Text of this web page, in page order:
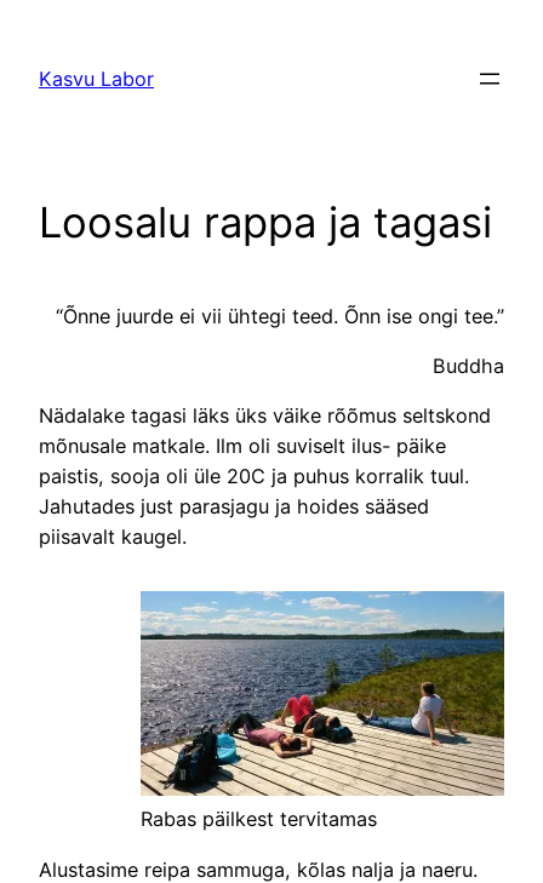
juurde
Kasvu Labor
Loosalu rappa ja tagasi
“Õnne juurde ei vii ühtegi teed. Õnn ise ongi tee.”
Buddha
Nädalake tagasi läks üks väike rõõmus seltskond
mõnusale matkale. Ilm oli suviselt ilus- päike
paistis, sooja oli üle 20C ja puhus korralik tuul.
Jahutades just parasjagu ja hoides sääsed
piisavalt kaugel.
Rabas päilkest tervitamas
Alustasime reipa sammuga, kõlas nalja ja naeru.